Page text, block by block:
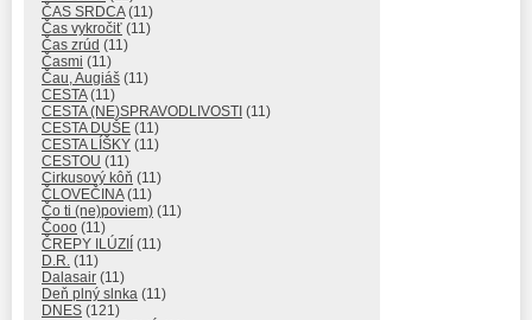
ČAS SRDCA(11)
Čas vykročiť (11)
Čas zrúd (11)
Časmi (11)
Čau, Augiáš (11)
CESTA(11)
CESTA (NE)SPRAVODLIVOSTI (11)
CESTA DUŠE (11)
CESTA LÍŠKY (11)
CESTOU (11)
Cirkusový kôň (11)
ČLOVEČINA(11)
Čo ti (ne)poviem) (11)
Čooo (11)
ČREPY ILÚZIÍ
(11)
D.R. (11)
Dalasair (11)
Deň plný slnka (11)
DNES (121)